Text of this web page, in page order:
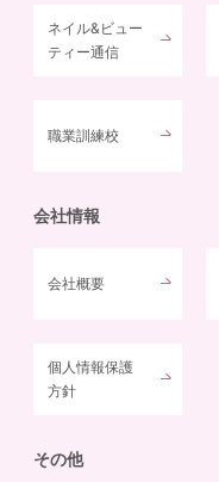
ネイル&ビュー
ティー通信
職業訓練校
会社情報
会社概要
個人情報保護
方針
その他